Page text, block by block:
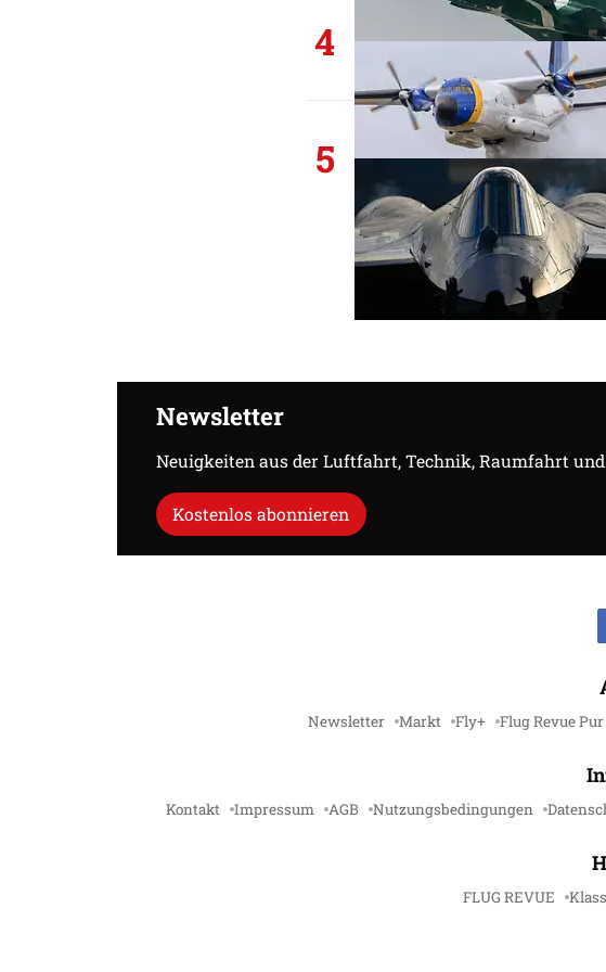
4
5
Newsletter
Neuigkeiten aus der Luftfahrt, Technik, Raumfahrt
Kostenlos abonnieren
Newsletter Markt Fly+ Flug Revue Pur
Kontakt Impressum AGB Nutzungsbedingungen
FLUG REVUE